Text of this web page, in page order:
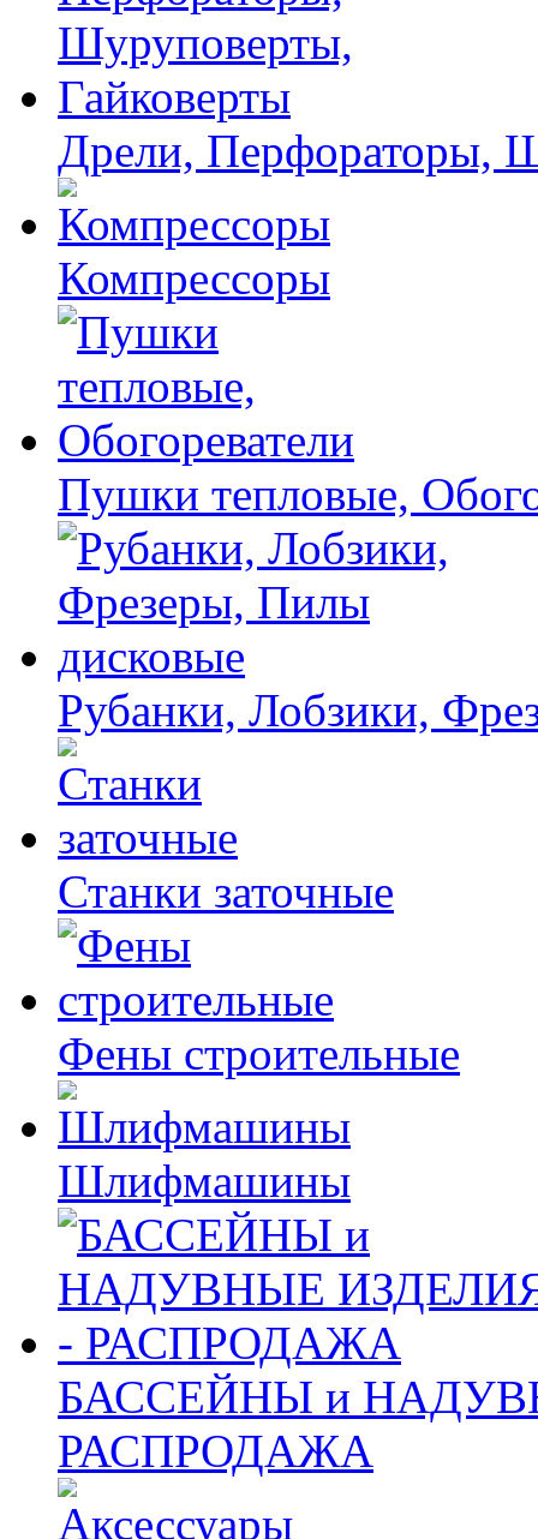
Дрели, Перфораторы,
Компрессоры
Пушки тепловые,
Рубанки, Лобзики,
Станки заточные
Фены строительные
Шлифмашины
БАССЕЙНЫ и
РАСПРОДАЖА